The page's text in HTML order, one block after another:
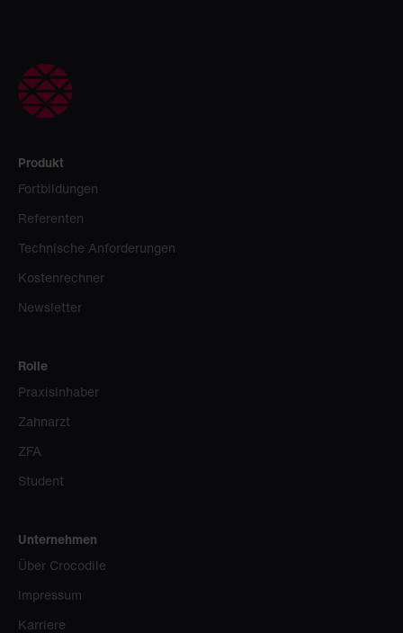
Produkt
Fortbildungen
Referenten
Technische Anforderungen
Kostenrechner
Newsletter
Rolle
Praxisinhaber
Zahnarzt
ZFA
Student
Unternehmen
Über Crocodile
Impressum
Karriere